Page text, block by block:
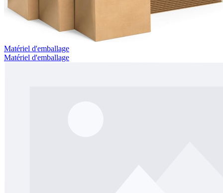
Matériel d'emballage
Matériel d'emballage